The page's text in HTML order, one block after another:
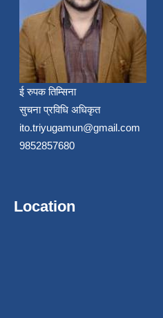
ई रुपक तिम्सिना
सुचना प्रविधि अधिकृत
ito.triyugamun@gmail.com
9852857680
Location